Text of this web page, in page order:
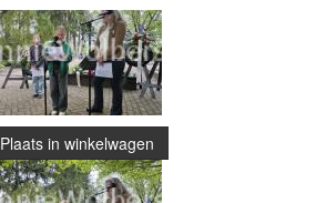
Plaats in winkelwagen